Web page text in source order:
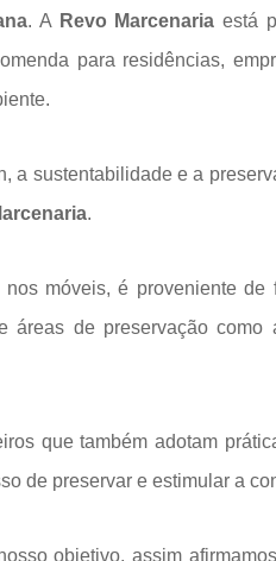
. A Revo Marcenaria está
para residências,
a sustentabilidade e a
.
móveis, é proveniente
áreas de preservação
que também adotam
de preservar e estimular a
objetivo, assim